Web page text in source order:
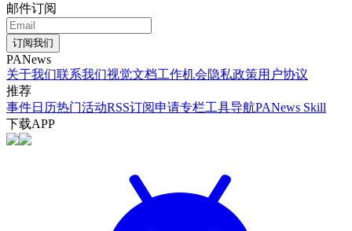
邮件订阅
订阅我们
PANews
关于我们联系我们视觉文档工作机会隐私政策用户协议
推荐
事件日历热门活动RSS订阅申请专栏工具导航PANews Skill
下载APP